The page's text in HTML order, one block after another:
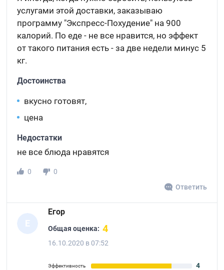
услугами этой доставки, заказываю
программу "Экспресс-Похудение" на 900
калорий. По еде - не все нравится, но эффект
от такого питания есть - за две недели минус 5
кг.
Достоинства
вкусно готовят,
цена
Недостатки
не все блюда нравятся
0
0
Ответить
Е
Егор
Общая оценка: 4
16.10.2020 в 07:52
Эффективность 4